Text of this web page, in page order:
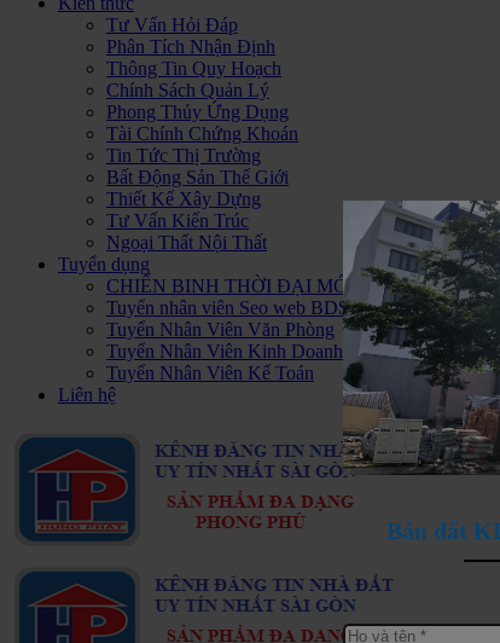
Tư Vấn Hỏi Đáp
Phân Tích Nhận Định
Thông Tin Quy Hoạch
Chính Sách Quản Lý
Phong Thủy Ứng Dụng
Tài Chính Chứng Khoán
Tin Tức Thị Trường
Bất Động Sản Thế Giới
Thiết Kế Xây Dựng
Tư Vấn Kiến Trúc
Ngoại Thất Nội Thất
Tuyển dụng
CHIẾN BINH THỜI ĐẠI MỚI - HAPPY
Tuyển nhân viên Seo web BDS
Tuyển Nhân Viên Văn Phòng
Tuyển Nhân Viên Kinh Doanh BDS
Tuyển Nhân Viên Kế Toán
Liên hệ
Bán đất